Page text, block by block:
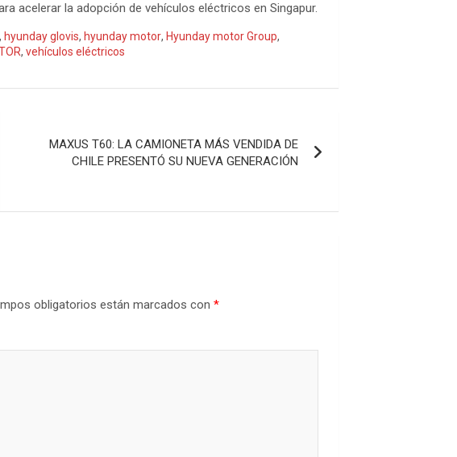
acelerar la adopción de vehículos eléctricos en Singapur.
, hyunday glovis, hyunday motor, Hyunday motor Group,
, vehículos eléctricos
MAXUS T60: LA CAMIONETA MÁS VENDIDA DE
CHILE PRESENTÓ SU NUEVA GENERACIÓN
obligatorios están marcados con *